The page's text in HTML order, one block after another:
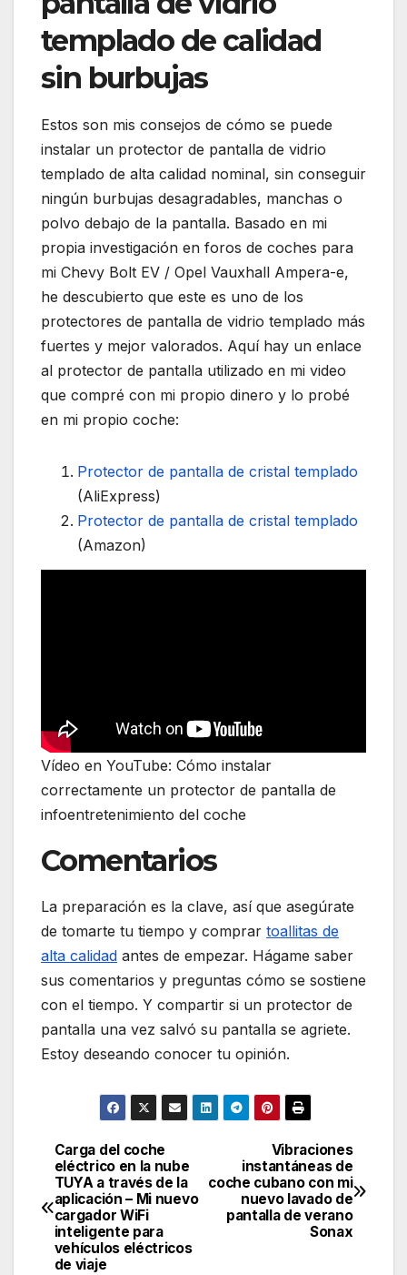
templado de calidad
sin burbujas
Estos son mis consejos de cómo se puede
instalar un protector de pantalla de vidrio
templado de alta calidad nominal, sin conseguir
ningún burbujas desagradables, manchas o
polvo debajo de la pantalla. Basado en mi
propia investigación en foros de coches para
mi Chevy Bolt EV / Opel Vauxhall Ampera-e,
he descubierto que este es uno de los
protectores de pantalla de vidrio templado más
fuertes y mejor valorados. Aquí hay un enlace
al protector de pantalla utilizado en mi video
que compré con mi propio dinero y lo probé
en mi propio coche:
Protector de pantalla de cristal templado
(AliExpress)
Protector de pantalla de cristal templado
(Amazon)
Vídeo en YouTube: Cómo instalar
correctamente un protector de pantalla de
infoentretenimiento del coche
Comentarios
La preparación es la clave, así que asegúrate
de tomarte tu tiempo y comprar toallitas de
alta calidad antes de empezar. Hágame saber
sus comentarios y preguntas cómo se sostiene
con el tiempo. Y compartir si un protector de
pantalla una vez salvó su pantalla se agriete.
Estoy deseando conocer tu opinión.
Navegación
de
entradas
Vibraciones
instantáneas de
coche cubano con mi
nuevo lavado de
pantalla de verano
Sonax
Carga del coche
eléctrico en la nube
TUYA a través de la
aplicación – Mi nuevo
cargador WiFi
inteligente para
vehículos eléctricos
de viaje